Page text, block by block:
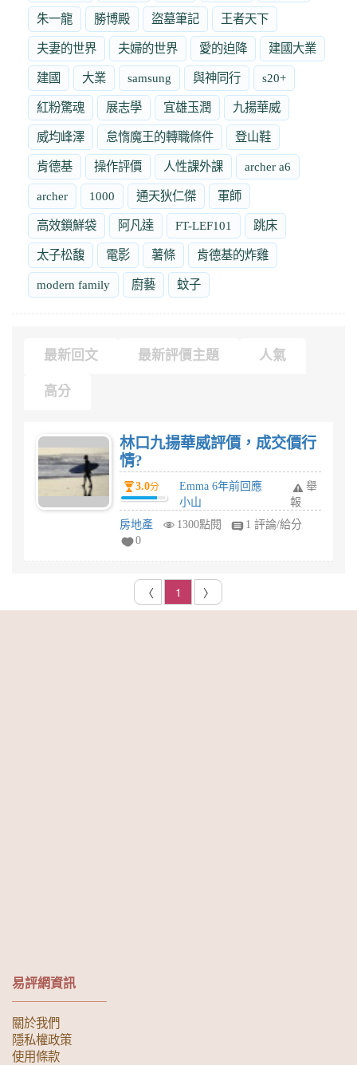
朱一龍 勝博殿 盜墓筆記 王者天下
夫妻的世界 夫婦的世界 愛的迫降 建國大業
建國 大業 samsung 與神同行 s20+
紅粉驚魂 展志學 宜雄玉潤 九揚華威
威均峰澤 怠惰魔王的轉職條件 登山鞋
肯德基 操作評價 人性課外課 archer a6
archer 1000 通天狄仁傑 軍師
高效鎖鮮袋 阿凡達 FT-LEF101 跳床
太子松馥 電影 薯條 肯德基的炸雞
modern family 廚藝 蚊子
最新回文 最新評價主題 人氣
高分
林口九揚華威評價，成交價行
情?
3.0分
Emma 6年前回應
小山
舉
報
房地產
1300點閱
1 評論/給分
0
〈 1 〉
易評網資訊
關於我們
隱私權政策
使用條款